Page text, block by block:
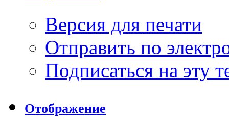
Версия для печати
Отправить по
Подписаться на эту
Отображение